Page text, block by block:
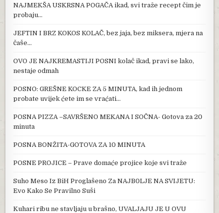
NAJMEKŠA USKRSNA POGAČA ikad, svi traže recept čim je
probaju…
JEFTIN I BRZ KOKOS KOLAČ, bez jaja, bez miksera, mjera na
čaše…
OVO JE NAJKREMASTIJI POSNI kolač ikad, pravi se lako,
nestaje odmah
POSNO: GREŠNE KOCKE ZA 5 MINUTA, kad ih jednom
probate uvijek ćete im se vraćati…
POSNA PIZZA –SAVRŠENO MEKANA I SOČNA- Gotova za 20
minuta
POSNA BONŽITA-GOTOVA ZA 10 MINUTA
POSNE PROJICE – Prave domaće projice koje svi traže
Suho Meso Iz BiH Proglašeno Za NAJB0LJE NA SVIJETU:
Evo Kako Se Pravilno Suši
Kuhari ribu ne stavljaju u brašno, UVALJAJU JE U OVU